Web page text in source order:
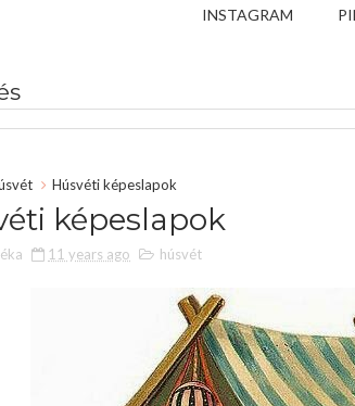
INSTAGRAM
Húsvéti képeslapok
képeslapok
11 years ago húsvét